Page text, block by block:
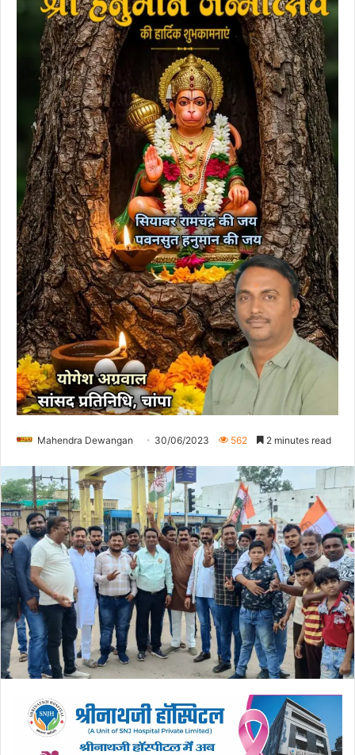
Mahendra Dewangan 30/06/2023 562 2 minutes read